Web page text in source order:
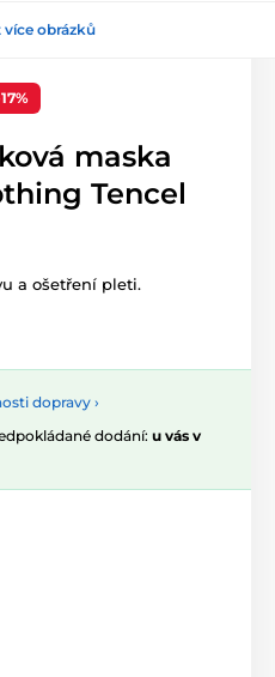
více obrázků
maska
Tencel
a ošetření pleti.
dopravy ›
dodání: u vás v